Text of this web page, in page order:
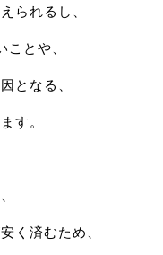
られるし、
とや、
となる、
す。
く済むため、